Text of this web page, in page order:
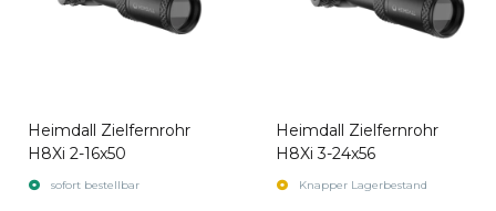
Heimdall Zielfernrohr
H8Xi 2-16x50
sofort bestellbar
Heimdall Zielfernrohr
H8Xi 3-24x56
Knapper Lagerbestand